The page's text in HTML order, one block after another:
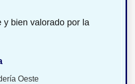
y bien valorado por la
Oeste